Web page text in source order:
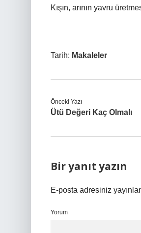
Kışın, arının yavru
Tarih: Makaleler
Önceki Yazı
Ütü Değeri Kaç Olmalı
Bir yanıt yazın
E-posta adresiniz
Yorum